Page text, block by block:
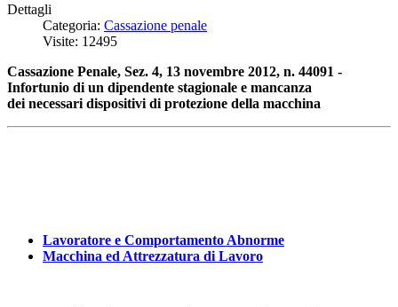
Dettagli
Categoria: Cassazione penale
Visite: 12495
Cassazione Penale, Sez. 4, 13 novembre 2012, n. 44091 -
Infortunio di un dipendente stagionale e mancanza
dei necessari dispositivi di protezione della macchina
Lavoratore e Comportamento Abnorme
Macchina ed Attrezzatura di Lavoro